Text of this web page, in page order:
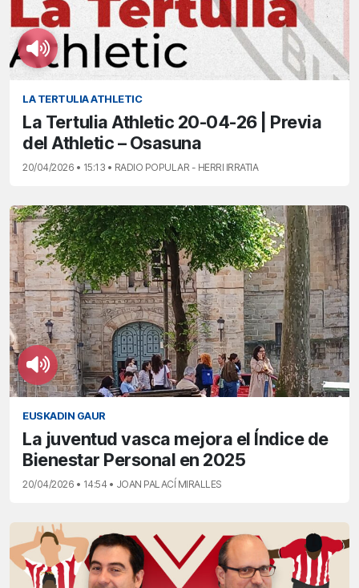
LA TERTULIA ATHLETIC
La Tertulia Athletic 20-04-26 | Previa
del Athletic – Osasuna
20/04/2026 • 15:13 • RADIO POPULAR - HERRI IRRATIA
EUSKADIN GAUR
La juventud vasca mejora el Índice de
Bienestar Personal en 2025
20/04/2026 • 14:54 • JOAN PALACÍ MIRALLES